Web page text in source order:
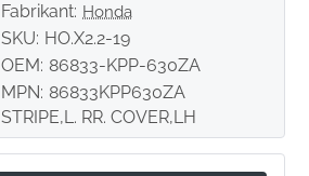
Fabrikant: Honda
SKU: HO.X2.2-19
OEM: 86833-KPP-630ZA
MPN: 86833KPP630ZA
STRIPE,L. RR. COVER,LH